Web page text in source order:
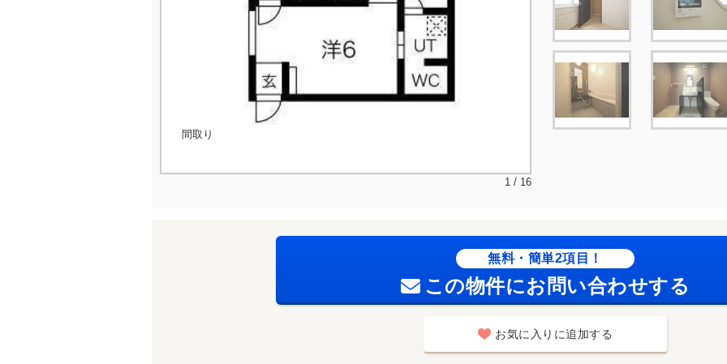
間取り
1 / 16
無料・簡単2項目！
この物件にお問い合わせする
お気に入りに追加する